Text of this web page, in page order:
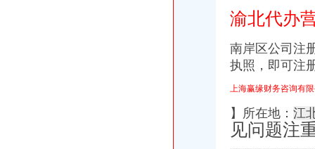
渝北代办
南岸区公司注
执照，即可注
上海赢缘财务咨询有
】所在地： 江
见问题注